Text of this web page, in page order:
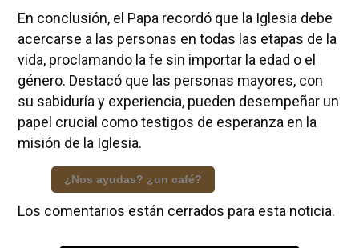
En conclusión, el Papa recordó que la Iglesia debe
acercarse a las personas en todas las etapas de la
vida, proclamando la fe sin importar la edad o el
género. Destacó que las personas mayores, con
su sabiduría y experiencia, pueden desempeñar un
papel crucial como testigos de esperanza en la
misión de la Iglesia.
¿Nos ayudas? ¿un café?
Los comentarios están cerrados para esta noticia.